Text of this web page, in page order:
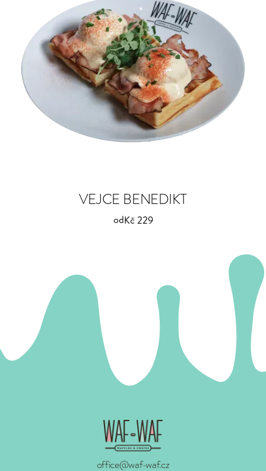
VEJCE BENEDIKT
odKč 229
office@waf-waf.cz